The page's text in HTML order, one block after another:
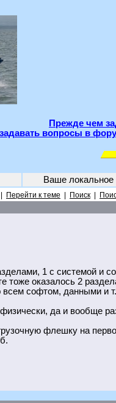
Прежде чем
вопросы в
Ваше
Перейти к теме Поиск
1 с системой и
тоже оказалось 2
всем софтом, данными и
да и вообще
флешку на